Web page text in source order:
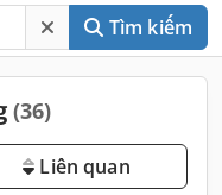
Tìm kiếm
(36)
Liên quan